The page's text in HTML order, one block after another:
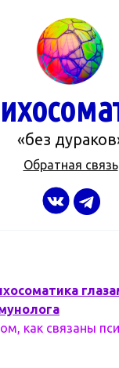
«без
Обратная связь
как связаны